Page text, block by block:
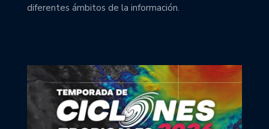
diferentes ámbitos de la información.